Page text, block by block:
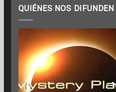
QUIÉNES NOS DIFUNDEN